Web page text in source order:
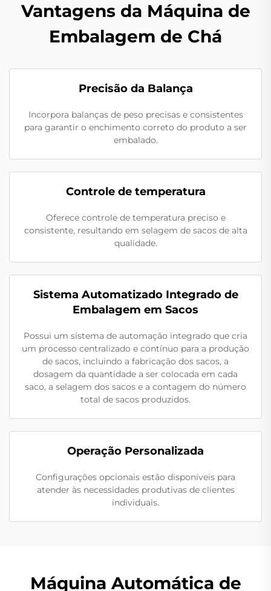
Vantagens da Máquina de
Embalagem de Chá
Precisão da Balança
Incorpora balanças de peso precisas e consistentes
para garantir o enchimento correto do produto a ser
embalado.
Controle de temperatura
Oferece controle de temperatura preciso e
consistente, resultando em selagem de sacos de alta
qualidade.
Sistema Automatizado Integrado de
Embalagem em Sacos
Possui um sistema de automação integrado que cria
um processo centralizado e contínuo para a produção
de sacos, incluindo a fabricação dos sacos, a
dosagem da quantidade a ser colocada em cada
saco, a selagem dos sacos e a contagem do número
total de sacos produzidos.
Operação Personalizada
Configurações opcionais estão disponíveis para
atender às necessidades produtivas de clientes
individuais.
Máquina Automática de